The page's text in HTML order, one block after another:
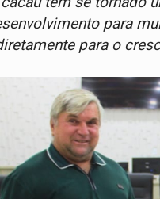
para
para o